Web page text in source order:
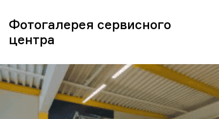
Фотогалерея сервисного
центра